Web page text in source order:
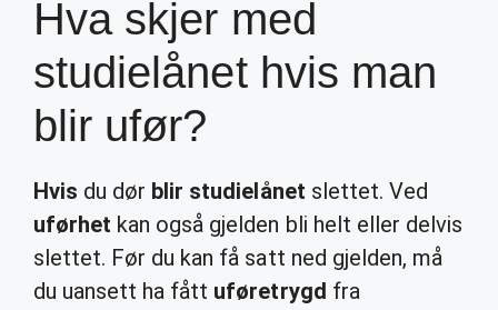
Hva skjer med
studielånet hvis man
blir ufør?
Hvis du dør blir studielånet slettet. Ved
uførhet kan også gjelden bli helt eller delvis
slettet. Før du kan få satt ned gjelden, må
du uansett ha fått uføretrygd fra